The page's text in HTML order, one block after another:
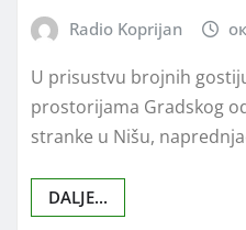
Radio Koprijan
U prisustvu brojnih
prostorijama Gradskog
stranke u Nišu,
DALJE...